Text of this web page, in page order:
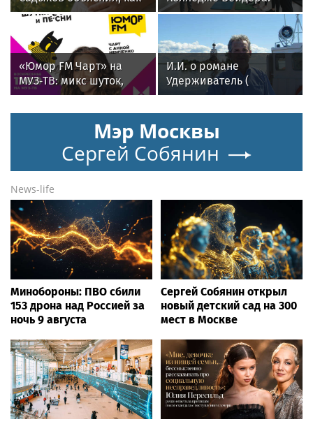
амброзия может влиять
на ЖКТ
стартовали очные
программы подготовки
фитнес-тренеров и
специалистов
индустрии здоровья
«Юмор FM Чарт» на
МУЗ‑ТВ: микс шуток,
песен и позитива
И.И. о романе
Удерживатель (
Удерживающий сейчас
Андрея Малышева (
роман опубликован в
2016 г. )
Мэр Москвы
Сергей Собянин
News-life
Минобороны: ПВО сбили
153 дрона над Россией за
ночь 9 августа
Сергей Собянин открыл
новый детский сад на 300
мест в Москве